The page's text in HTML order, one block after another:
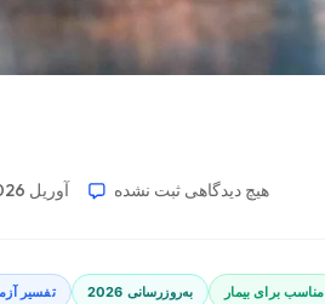
8 آوریل 2026 هیچ دیدگاهی ثبت نشده
تفسیر به‌روزرسانی 2026 مناسب برای بیمار